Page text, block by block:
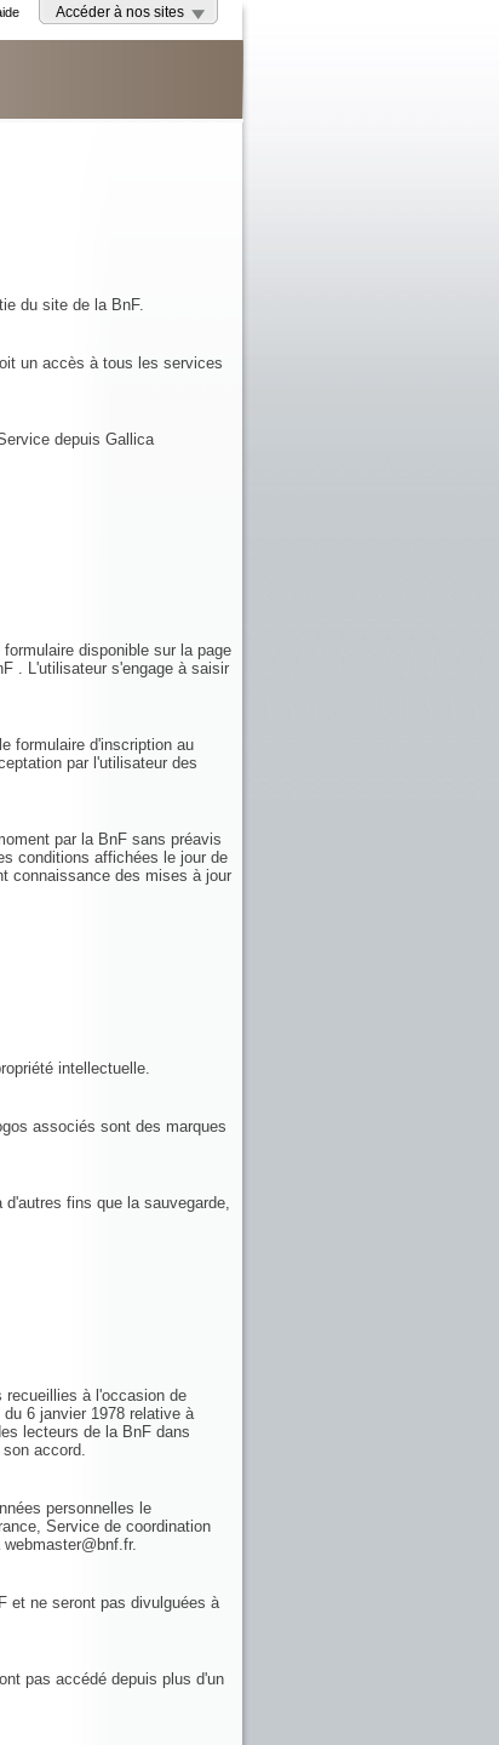
Accéder à nos sites
du site de la BnF.
un accès à tous les services
depuis Gallica
disponible sur la page
. L'utilisateur s'engage à saisir
formulaire d'inscription au
par l'utilisateur des
par la BnF sans préavis
conditions affichées le jour de
connaissance des mises à jour
intellectuelle.
associés sont des marques
fins que la sauvegarde,
recueillies à l'occasion de
6 janvier 1978 relative à
lecteurs de la BnF dans
accord.
personnelles le
Service de coordination
et ne seront pas divulguées à
pas accédé depuis plus d'un